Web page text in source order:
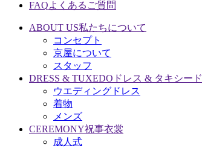
FAQよくあるご質問
ABOUT US私たちについて
コンセプト
京屋について
スタッフ
DRESS & TUXEDO ドレス & タキシード
ウエディングドレス
着物
メンズ
CEREMONY祝事衣裳
成人式